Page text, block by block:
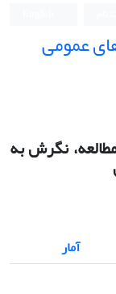
عمومی
نگرش به
آمار